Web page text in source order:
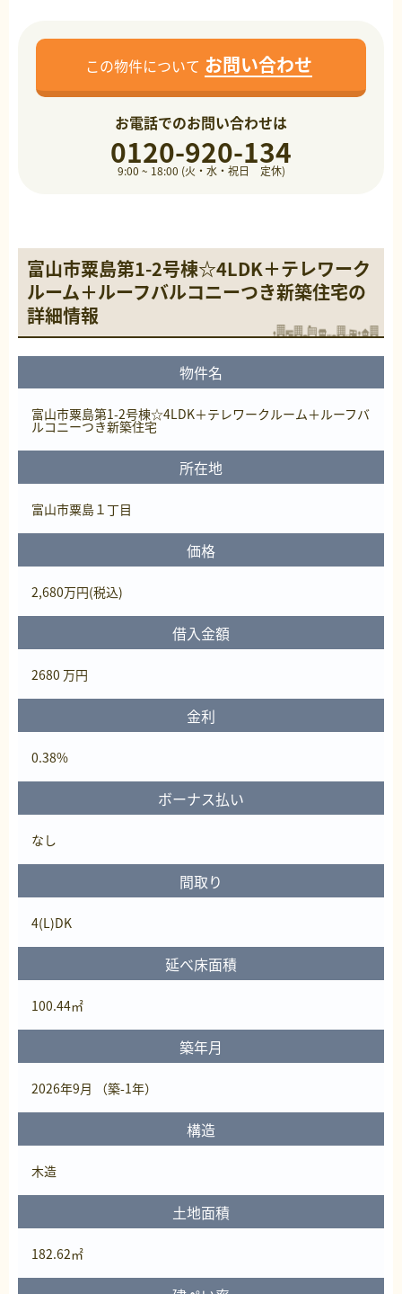
この物件について お問い合わせ
お電話でのお問い合わせは
0120-920-134
9:00 ~ 18:00 (火・水・祝日 定休)
富山市粟島第1-2号棟☆4LDK＋テレワーク
ルーム＋ルーフバルコニーつき新築住宅の
詳細情報
物件名
富山市粟島第1-2号棟☆4LDK＋テレワークルーム＋ルーフバ
ルコニーつき新築住宅
所在地
富山市粟島１丁目
価格
2,680万円(税込)
借入金額
2680 万円
金利
0.38%
ボーナス払い
なし
間取り
4(L)DK
延べ床面積
100.44㎡
築年月
2026年9月 （築-1年）
構造
木造
土地面積
182.62㎡